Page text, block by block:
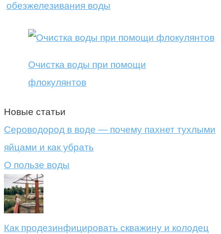
обезжелезивания воды
Очистка воды при помощи
флокулянтов
Новые статьи
Сероводород в воде — почему пахнет тухлыми
яйцами и как убрать
О пользе воды
Как продезинфицировать скважину и колодец